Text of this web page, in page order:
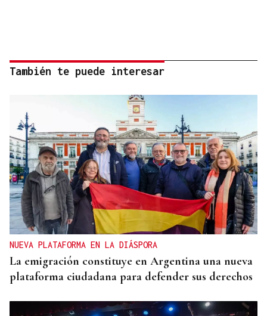
También te puede interesar
NUEVA PLATAFORMA EN LA DIÁSPORA
La emigración constituye en Argentina una nueva
plataforma ciudadana para defender sus derechos